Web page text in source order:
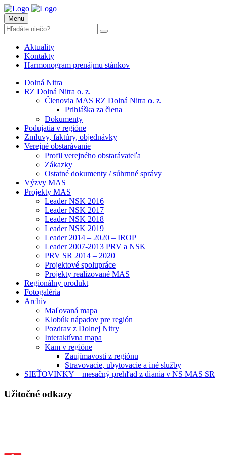
Menu
Aktuality
Kontakty
Harmonogram prenájmu stánkov
Dolná Nitra
RZ Dolná Nitra o. z.
Členovia MAS RZ Dolná Nitra o. z.
Prihláška za člena
Dokumenty
Podujatia v regióne
Zmluvy, faktúry, objednávky
Verejné obstarávanie
Profil verejného obstarávateľa
Zákazky
Ostatné dokumenty / súhrnné správy
Výzvy MAS
Projekty MAS
Leader NSK 2016
Leader NSK 2017
Leader NSK 2018
Leader NSK 2019
Leader 2014 – 2020 – IROP
Leader 2007-2013 PRV a NSK
PRV SR 2014 – 2020
Projektové spolupráce
Projekty realizované MAS
Regionálny produkt
Fotogaléria
Archiv
Maľovaná mapa
Klobúk nápadov pre región
Pozdrav z Dolnej Nitry
Interaktívna mapa
Kam v regióne
Zaujímavosti z regiónu
Stravovacie, ubytovacie a iné služby
SIEŤOVINKY – mesačný prehľad z diania v NS MAS SR
Užitočné odkazy